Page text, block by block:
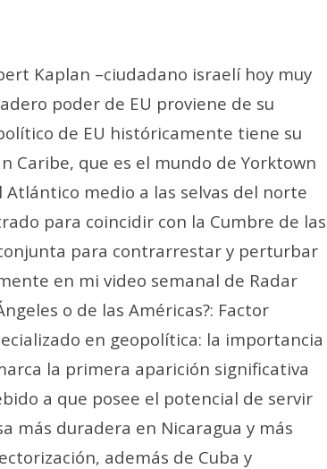
Kaplan –ciudadano israelí hoy muy
poder de EU proviene de su
de EU históricamente tiene su
Caribe, que es el mundo de Yorktown
Atlántico medio a las selvas del norte
para coincidir con la Cumbre de las
para contrarrestar y perturbar
en mi video semanal de Radar
o de las Américas?: Factor
en geopolítica: la importancia
la primera aparición significativa
a que posee el potencial de servir
más duradera en Nicaragua y más
además de Cuba y